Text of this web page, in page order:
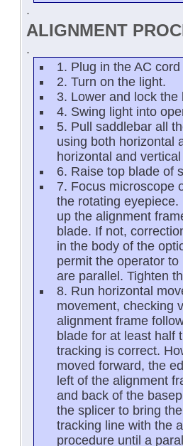
.
ALIGNMENT
.
1. Plug in the AC
2. Turn on the light.
3. Lower and lock
4. Swing light into
5. Pull saddlebar all
using both horizontal
horizontal and
6. Raise top blade of
7. Focus microscope
the rotating
up the alignment
blade. If not,
in the body of the
permit the operator
are parallel. Tighten
8. Run horizontal
movement, checking
alignment frame
blade for at least half
tracking is correct.
moved forward, the
left of the alignment
and back of the
the splicer to bring
tracking line with the
procedure until a